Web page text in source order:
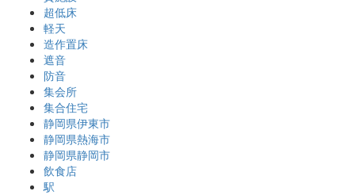
超低床
軽天
造作置床
遮音
防音
集会所
集合住宅
静岡県伊東市
静岡県熱海市
静岡県静岡市
飲食店
駅